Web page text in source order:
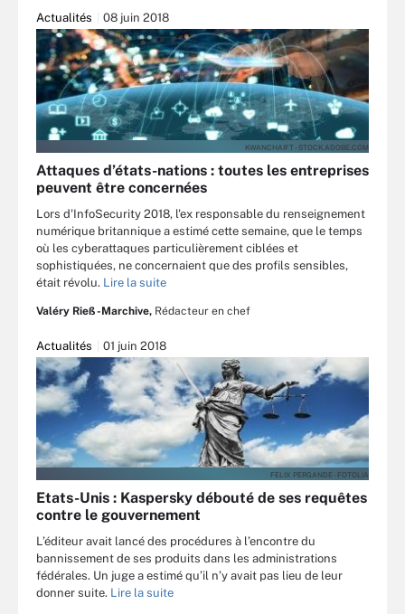
Actualités 08 juin 2018
KWANCHAIFT - STOCK.ADOBE.COM
Attaques d’états-nations : toutes les entreprises
peuvent être concernées
Lors d'InfoSecurity 2018, l'ex responsable du renseignement
numérique britannique a estimé cette semaine, que le temps
où les cyberattaques particulièrement ciblées et
sophistiquées, ne concernaient que des profils sensibles,
était révolu. Lire la suite
Valéry Rieß-Marchive, Rédacteur en chef
Actualités 01 juin 2018
FELIX PERGANDE - FOTOLIA
Etats-Unis : Kaspersky débouté de ses requêtes
contre le gouvernement
L’éditeur avait lancé des procédures à l’encontre du
bannissement de ses produits dans les administrations
fédérales. Un juge a estimé qu’il n’y avait pas lieu de leur
donner suite. Lire la suite